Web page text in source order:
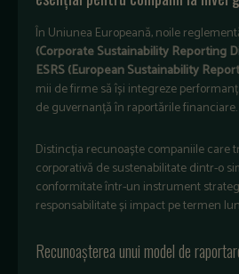
În Uniunea Europeană, noile
(Corporate Sustainability Reporting
ESRS (European Sustainability
mii de firme să își integreze
de guvernanță în raportările financiare.
Distincția recunoaște companiile care
corporativă de sustenabilitate dintr-o
conformitate într-un instrument
responsabilitate și impact pe termen
Recunoașterea unui model de